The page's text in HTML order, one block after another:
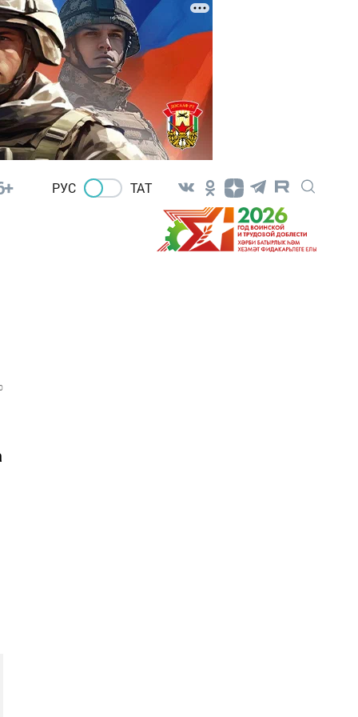
РУС ТАТ